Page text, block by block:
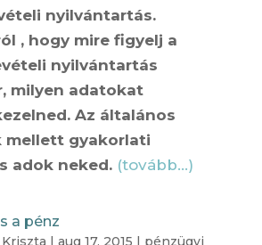
nyilvántartás.
, hogy mire figyelj a
nyilvántartás
milyen adatokat
Az általános
mellett gyakorlati
adok neked. (tovább…)
a pénz
| aug 17, 2015 | pénzügyi